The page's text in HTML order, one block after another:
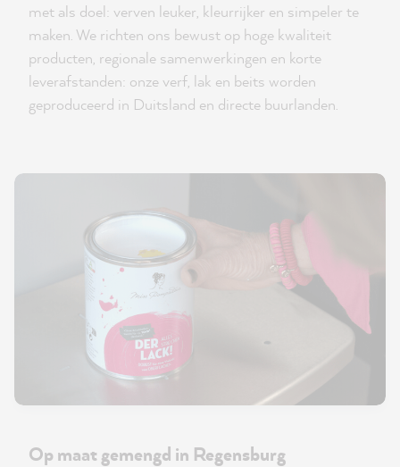
met als doel: verven leuker, kleurrijker en simpeler te
maken. We richten ons bewust op hoge kwaliteit
producten, regionale samenwerkingen en korte
leverafstanden: onze verf, lak en beits worden
geproduceerd in Duitsland en directe buurlanden.
Op maat gemengd in Regensburg